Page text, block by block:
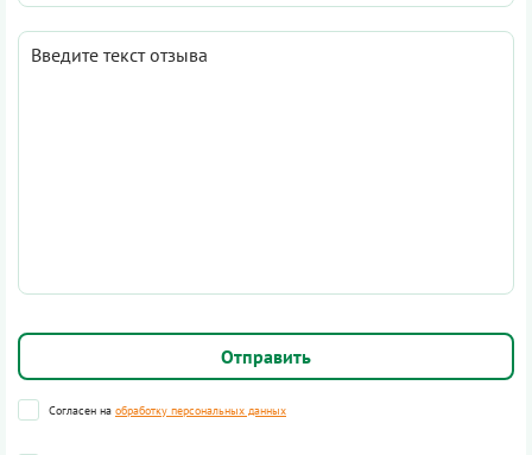
Согласен на обработку персональных данных